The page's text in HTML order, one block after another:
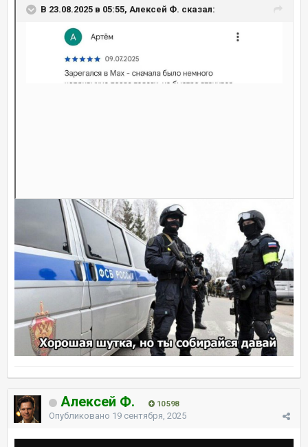
В 23.08.2025 в 05:55, Алексей Ф. сказал:
Алексей Ф. 10 598
Опубликовано 19 сентября, 2025